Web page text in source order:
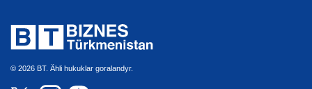
© 2026 BT. Ähli hukuklar goralandyr.